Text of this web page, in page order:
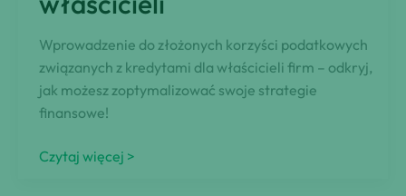
każdy
scenariusz?
Wprowadzenie do złożonych korzyści podatkowych
związanych z kredytami dla właścicieli firm – odkryj,
jak możesz zoptymalizować swoje strategie
finansowe!
Pożyczki
Czytaj więcej >